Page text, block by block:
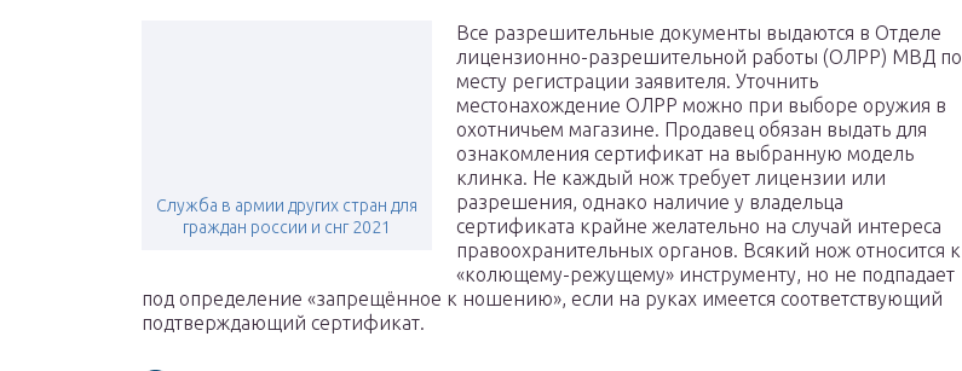
Служба в армии других стран для
граждан россии и снг 2021
Все разрешительные документы выдаются в Отделе
лицензионно-разрешительной работы (ОЛРР) МВД по
месту регистрации заявителя. Уточнить
местонахождение ОЛРР можно при выборе оружия в
охотничьем магазине. Продавец обязан выдать для
ознакомления сертификат на выбранную модель
клинка. Не каждый нож требует лицензии или
разрешения, однако наличие у владельца
сертификата крайне желательно на случай интереса
правоохранительных органов. Всякий нож относится к
«колющему-режущему» инструменту, но не подпадает
под определение «запрещённое к ношению», если на руках имеется соответствующий
подтверждающий сертификат.